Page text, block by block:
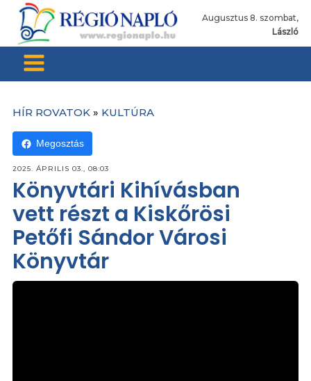
Augusztus 8. szombat,
László
HÍR ROVATOK » KULTÚRA
Megosztás
2025. ÁPRILIS 03., 08:03
Könyvtári Kihívásban
vett részt a Kiskőrösi
Petőfi Sándor Városi
Könyvtár